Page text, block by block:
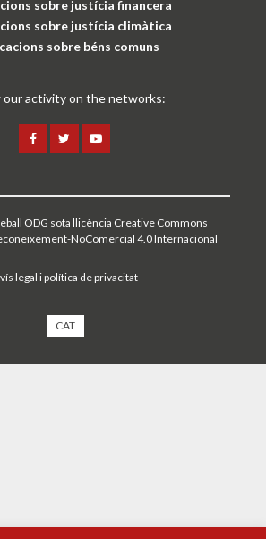
sobre justícia financera
sobre justícia climàtica
sobre béns comuns
our activity on the networks:
ODG sotallicència Creative Commons
NoComercial 4.0 Internacional
legal i política de privacitat
CAT